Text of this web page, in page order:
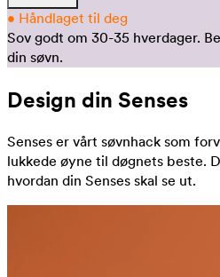
• Håndlaget til deg
Sov godt om 30-35 hverdager.
din søvn.
Design din Senses
Senses er vårt søvnhack som
lukkede øyne til døgnets beste.
hvordan din Senses skal se ut.